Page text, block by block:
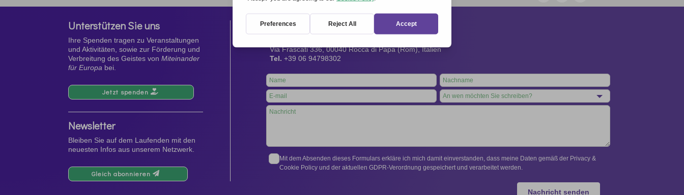
Unterstützen Sie uns
Ihre Spenden tragen zu Veranstaltungen
und Aktivitäten, sowie zur Förderung und
Verbreitung des Geistes vonMiteinander
für Europa bei.
Jetzt spenden
Newsletter
Bleiben Sie auf dem Laufenden mit den
neuesten Infos aus unserem Netzwerk.
Gleich abonnieren
Kontakt
Via Frascati 336, 00040 Rocca di Papa (Rom), Italien
Tel. +39 06 94798302
Leave
this
field
blank
Mit dem Absenden dieses Formulars erkläre ich mich damit einverstanden, dass meine Daten gemäß der Privacy &
Cookie Policy und der aktuellen GDPR-Verordnung gespeichert und verarbeitet werden.
Nachricht senden